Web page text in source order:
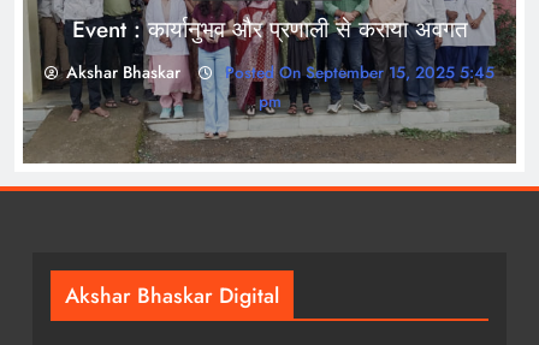
Event : कार्यानुभव और प्रणाली से कराया अवगत
Akshar Bhaskar
Posted On September 15, 2025 5:45
pm
Akshar Bhaskar Digital